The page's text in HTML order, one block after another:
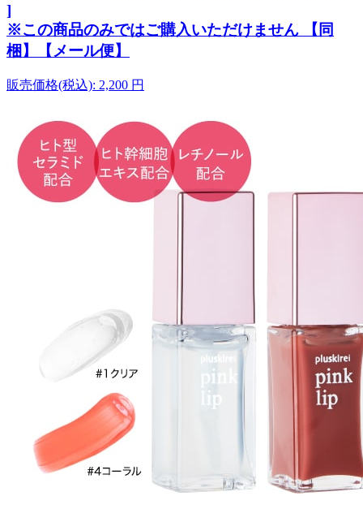
]
※この商品のみではご購入いただけません 【同
梱】【メール便】
販売価格(税込): 2,200 円